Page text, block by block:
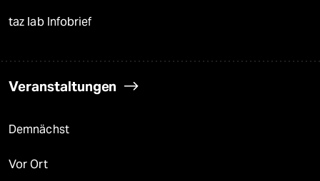
taz lab Infobrief
Veranstaltungen
Demnächst
Vor Ort